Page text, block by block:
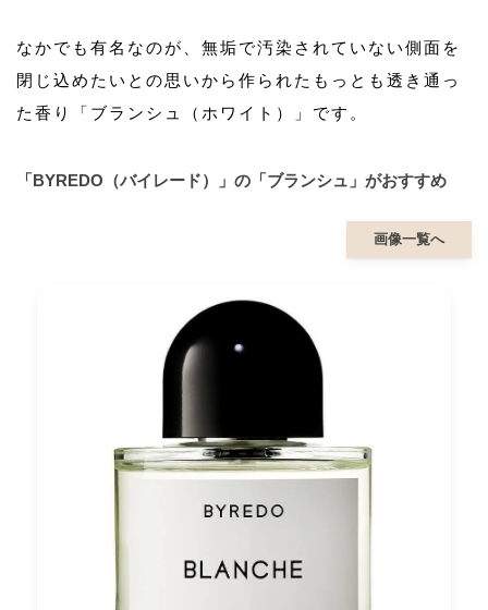
なかでも有名なのが、無垢で汚染されていない側面を
閉じ込めたいとの思いから作られたもっとも透き通っ
た香り「ブランシュ（ホワイト）」です。
「BYREDO（バイレード）」の「ブランシュ」がおすすめ
画像一覧へ